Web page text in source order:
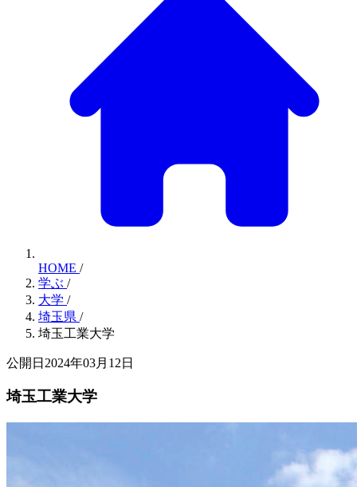
HOME /
学ぶ /
大学 /
埼玉県 /
埼玉工業大学
公開日2024年03月12日
埼玉工業大学